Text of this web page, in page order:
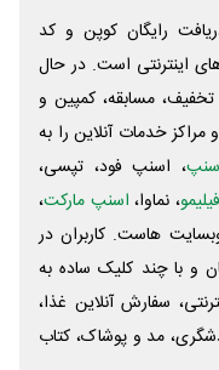
رایگان کوپن و کد
اینترنتی است. در حال
مسابقه، کمپین و
خدمات آنلاین را به
، اسنپ فود، تپسی،
، نماوا، اسنپ مارکت،
‌هاست. کاربران در
و با چند کلیک ساده به
سفارش آنلاین غذا،
مد و پوشاک، کتاب